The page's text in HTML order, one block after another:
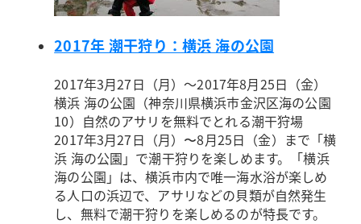
2017年 潮干狩り：横浜 海の公園
2017年3月27日（月）～2017年8月25日（金）
横浜 海の公園（神奈川県横浜市金沢区海の公園
10） 自然のアサリを無料でとれる潮干狩場
2017年3月27日（月）〜8月25日（金）まで「横
浜 海の公園」で潮干狩りを楽しめます。「横浜
海の公園」は、横浜市内で唯一海水浴が楽しめ
る人口の浜辺で、アサリなどの貝類が自然発生
し、無料で潮干狩りを楽しめるのが特長です。